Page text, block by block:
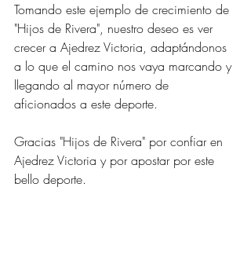
Tomando este ejemplo de crecimiento de
"Hijos de Rivera", nuestro deseo es ver
crecer a Ajedrez Victoria, adaptándonos
a lo que el camino nos vaya marcando y
llegando al mayor número de
aficionados a este deporte.
Gracias "Hijos de Rivera" por confiar en
Ajedrez Victoria y por apostar por este
bello deporte.